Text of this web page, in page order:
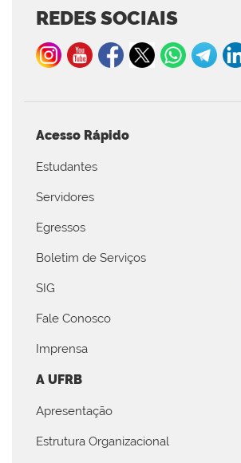
REDES SOCIAIS
Acesso Rápido
Estudantes
Servidores
Egressos
Boletim de Serviços
SIG
Fale Conosco
Imprensa
A UFRB
Apresentação
Estrutura Organizacional